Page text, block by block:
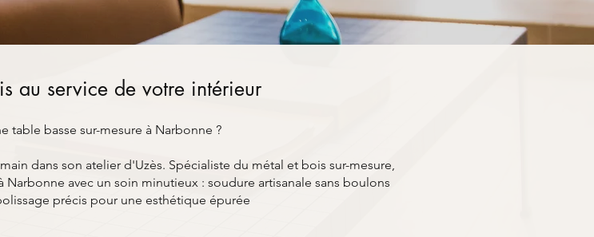
au service de votre intérieur
table basse sur-mesure à Narbonne ?
dans son atelier d'Uzès. Spécialiste du métal et bois sur-mesure,
avec un soin minutieux : soudure artisanale sans boulons
précis pour une esthétique épurée